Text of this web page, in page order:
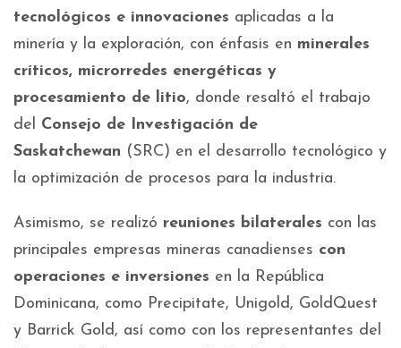
tecnológicos e innovaciones aplicadas a la
minería y la exploración, con énfasis en minerales
críticos, microrredes energéticas y
procesamiento de litio, donde resaltó el trabajo
del Consejo de Investigación de
Saskatchewan (SRC) en el desarrollo tecnológico y
la optimización de procesos para la industria.
Asimismo, se realizó reuniones bilaterales con las
principales empresas mineras canadienses con
operaciones e inversiones en la República
Dominicana, como Precipitate, Unigold, GoldQuest
y Barrick Gold, así como con los representantes del